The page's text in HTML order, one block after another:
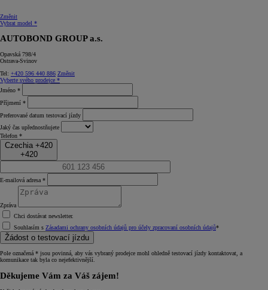
Změnit
Vybrat model *
AUTOBOND GROUP a.s.
Opavská 798/4
Ostrava-Svinov
Tel: +420 596 440 886 Změnit
Vyberte svého prodejce *
Jméno *
Příjmení *
Preferované datum testovací jízdy
Jaký čas upřednostňujete
Telefon *
Czechia +420
+420
E-mailová adresa *
Zpráva
Chci dostávat newsletter.
Souhlasím s Zásadami ochrany osobních údajů pro účely zpracovaní osobních údajů*
Žádost o testovací jízdu
Pole označená * jsou povinná, aby vás vybraný prodejce mohl ohledně testovací jízdy kontaktovat, a
komunikace tak byla co nejefektivnější.
Děkujeme Vám za Váš zájem!